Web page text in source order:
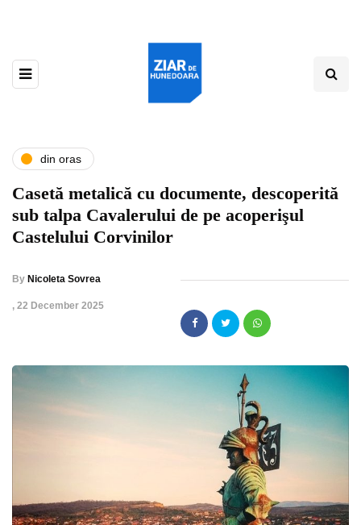
din oras
Casetă metalică cu documente, descoperită
sub talpa Cavalerului de pe acoperişul
Castelului Corvinilor
By Nicoleta Sovrea
, 22 December 2025